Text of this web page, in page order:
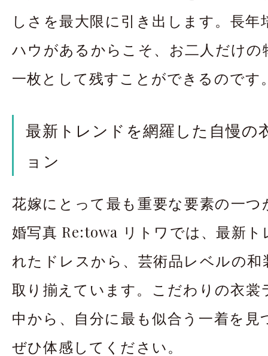
しさを最大限に引き出します。長
ハウがあるからこそ、お二人だけの
一枚として残すことができるのです
最新トレンドを網羅した自慢の
ョン
花嫁にとって最も重要な要素の一つ
婚写真 Re:towa リトワでは、最新
れたドレスから、芸術品レベルの和
取り揃えています。こだわりの衣裳
中から、自分に最も似合う一着を見
ぜひ体感してください。